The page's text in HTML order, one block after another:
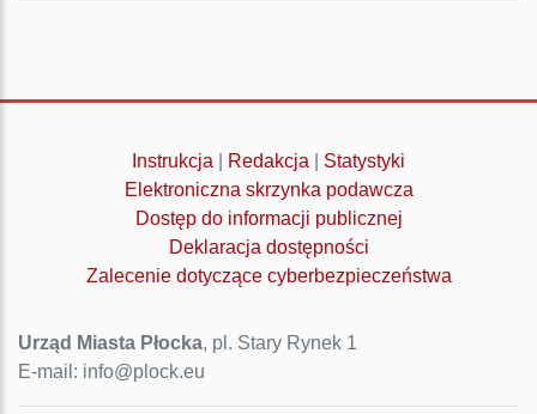
Instrukcja Redakcja
Statystyki
Elektroniczna skrzynka podawcza
Dostęp do informacji publicznej
Deklaracja dostępności
Zalecenie dotyczące cyberbezpieczeństwa
Urząd Miasta Płocka, pl. Stary Rynek 1
E-mail: info@plock.eu